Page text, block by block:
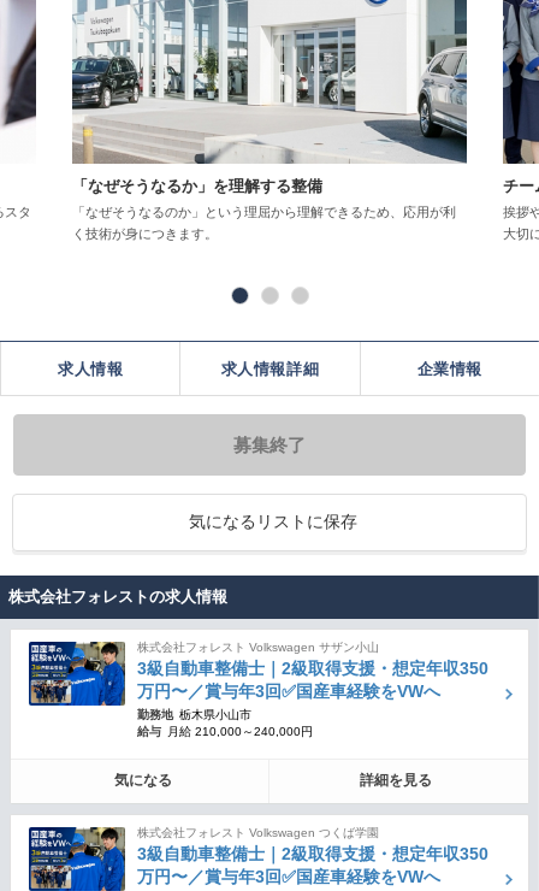
スタ
「なぜそうなるか」を理解する整備
「なぜそうなるのか」という理屈から理解できるため、応用が利
く技術が身につきます。
チー
挨拶
大切
求人情報 求人情報詳細 企業情報
募集終了
気になるリストに保存
株式会社フォレストの求人情報
株式会社フォレスト Volkswagen サザン小山
3級自動車整備士｜2級取得支援・想定年収350
万円〜／賞与年3回✅国産車経験をVWへ
勤務地 栃木県小山市
給与
月給 210,000～240,000円
気になる 詳細を見る
株式会社フォレスト Volkswagen つくば学園
3級自動車整備士｜2級取得支援・想定年収350
万円〜／賞与年3回✅国産車経験をVWへ